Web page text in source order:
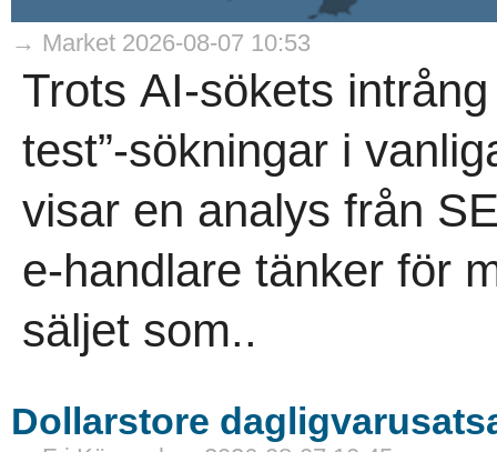
→ Market 2026-08-07 10:53
Trots AI-sökets
test”-sökningar i
visar en analys från
e-handlare tänker för
säljet som..
Dollarstore